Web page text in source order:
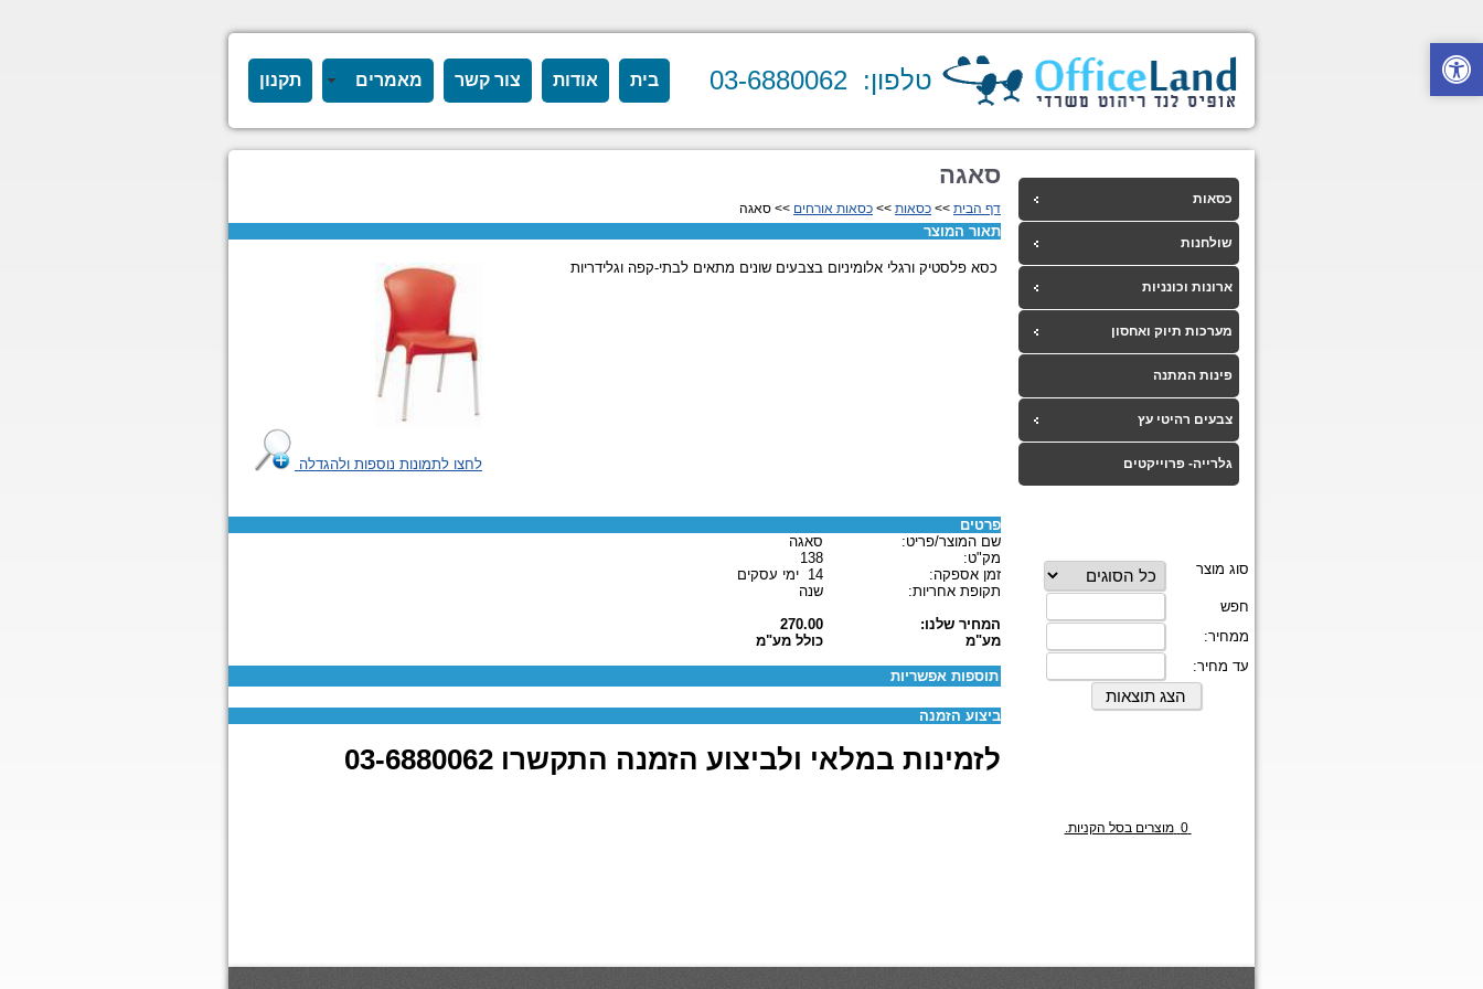
טלפון: 03-6880062 בית אודות צור קשר מאמרים תקנון
כסאות
שולחנות
ארונות וכונניות
מערכות תיוק ואחסון
פינות המתנה
צבעים רהיטי עץ
גלרייה- פרוייקטים
0 מוצרים בסל הקניות.
סאגה
דף הבית >> כסאות >> כסאות אורחים >> סאגה
תאור המוצר
כסא פלסטיק ורגלי אלומיניום בצבעים שונים מתאים לבתי-קפה וגלידריות
לחצו לתמונות נוספות ולהגדלה
פרטים
שם המוצר/פריט:
סאגה
מק"ט:
138
זמן אספקה:
14 ימי עסקים
תקופת אחריות:
שנה
המחיר שלנו:
270.00
מע"מ
כולל מע"מ
תוספות אפשריות
ביצוע הזמנה
לזמינות במלאי ולביצוע הזמנה התקשרו 03-6880062